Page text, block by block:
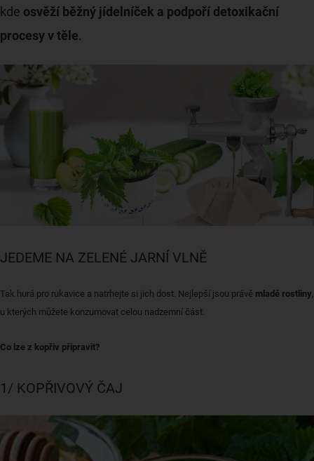
kde osvěží běžný jídelníček a podpoří detoxikační
procesy v těle.
JEDEME NA ZELENÉ JARNÍ VLNĚ
Tak hurá pro rukavice a natrhejte si jich dost. Nejlepší jsou právě mladé rostliny,
u kterých můžete konzumovat celou nadzemní část.
Co lze z kopřiv připravit?
1/ KOPŘIVOVÝ ČAJ